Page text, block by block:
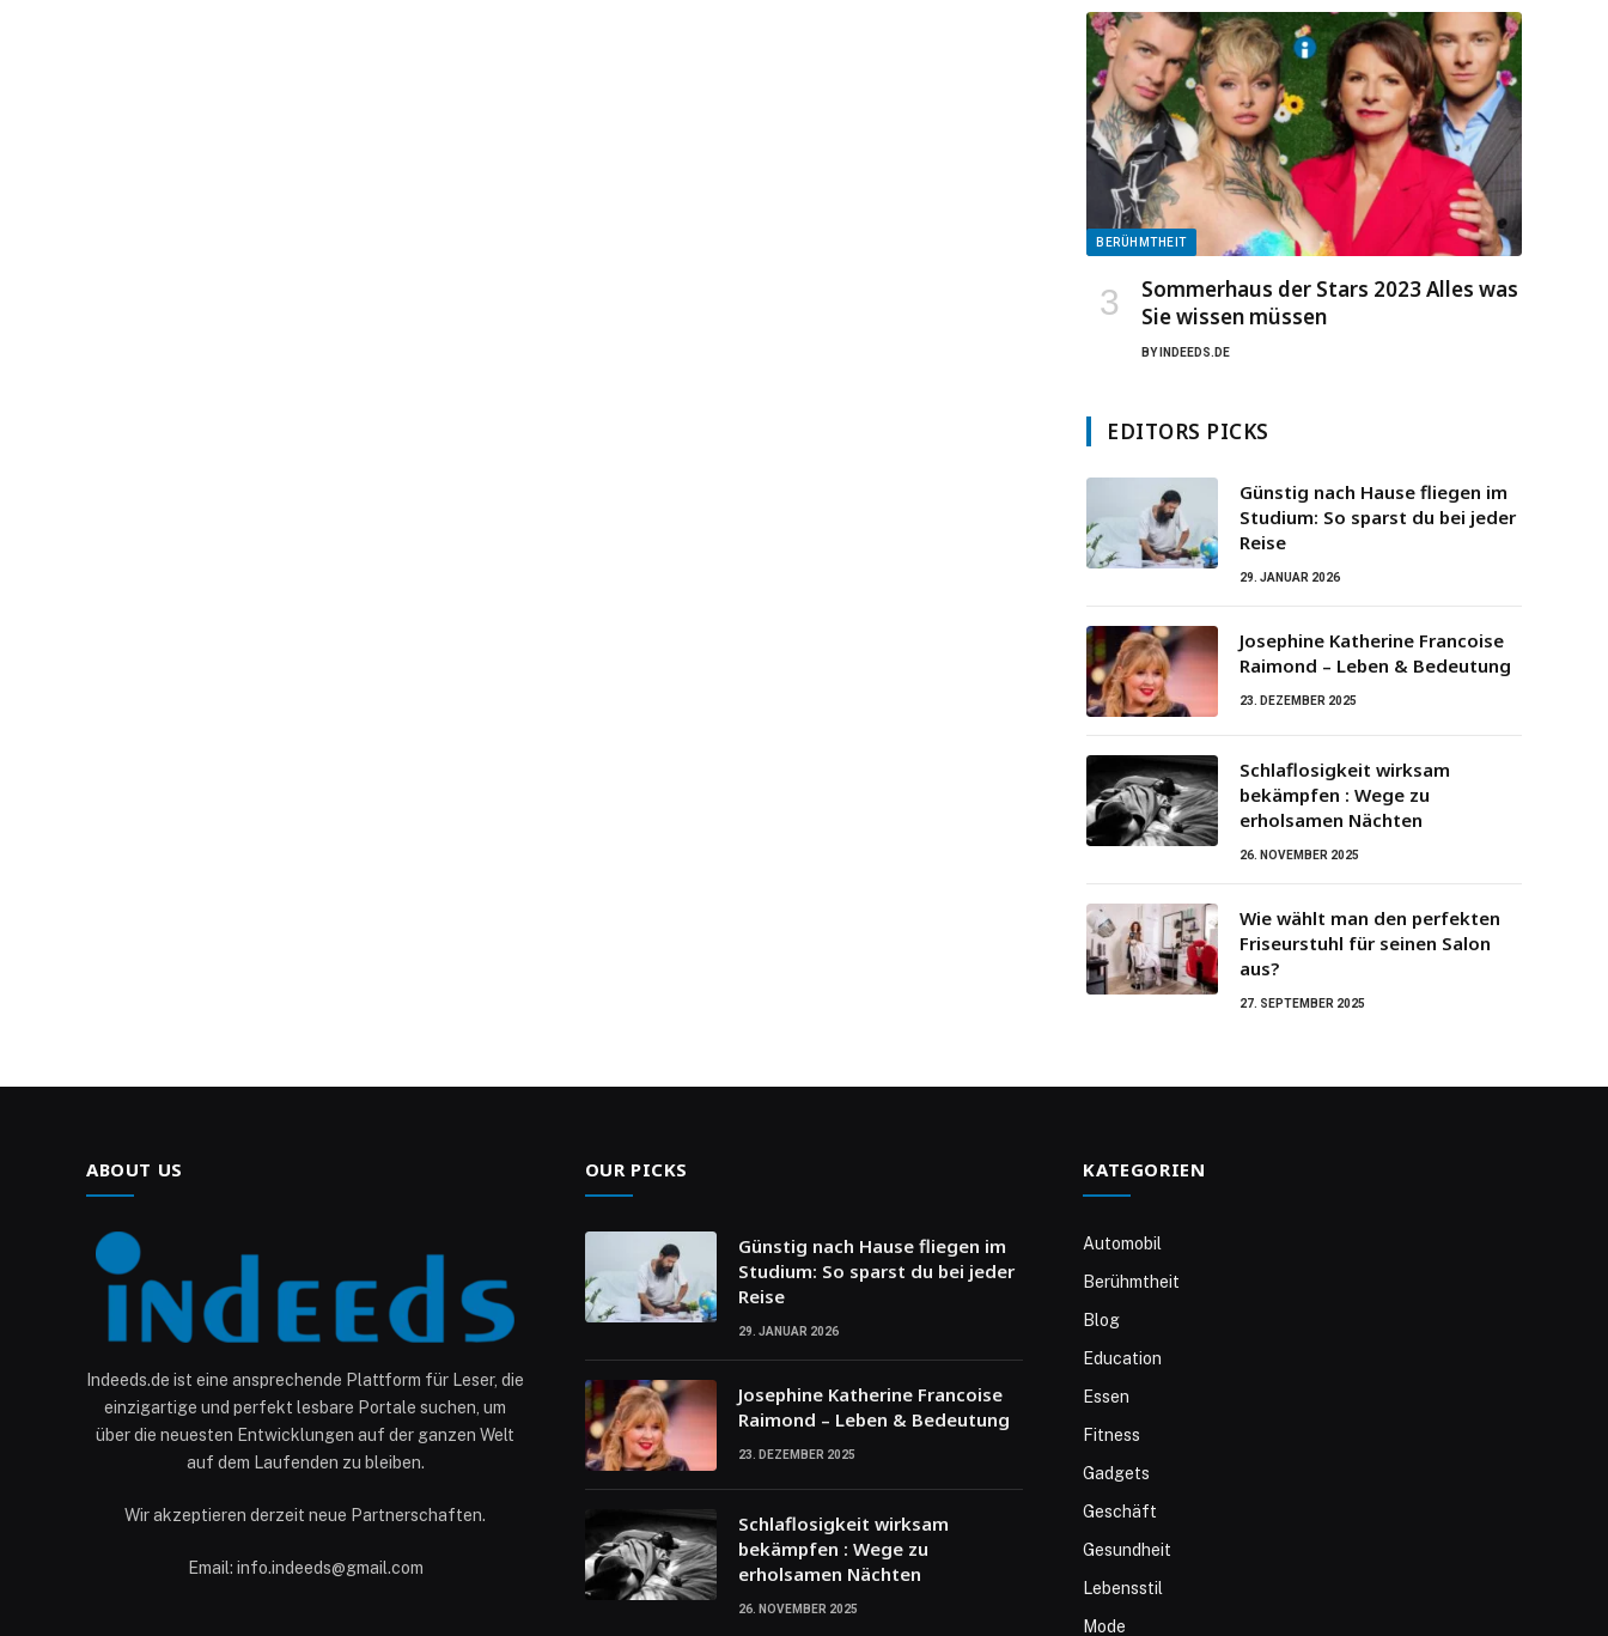
BERÜHMTHEIT
Sommerhaus der Stars 2023 Alles was
Sie wissen müssen
BY INDEEDS.DE
EDITORS PICKS
Günstig nach Hause fliegen im
Studium: So sparst du bei jeder
Reise
29. JANUAR 2026
Josephine Katherine Francoise
Raimond – Leben & Bedeutung
23. DEZEMBER 2025
Schlaflosigkeit wirksam
bekämpfen : Wege zu
erholsamen Nächten
26. NOVEMBER 2025
Wie wählt man den perfekten
Friseurstuhl für seinen Salon
aus?
27. SEPTEMBER 2025
ABOUT US
Indeeds.de ist eine ansprechende Plattform für Leser, die
einzigartige und perfekt lesbare Portale suchen, um
über die neuesten Entwicklungen auf der ganzen Welt
auf dem Laufenden zu bleiben.
Wir akzeptieren derzeit neue Partnerschaften.
Email: info.indeeds@gmail.com
OUR PICKS
Günstig nach Hause fliegen im
Studium: So sparst du bei jeder
Reise
29. JANUAR 2026
Josephine Katherine Francoise
Raimond – Leben & Bedeutung
23. DEZEMBER 2025
Schlaflosigkeit wirksam
bekämpfen : Wege zu
erholsamen Nächten
26. NOVEMBER 2025
KATEGORIEN
Automobil
Berühmtheit
Blog
Education
Essen
Fitness
Gadgets
Geschäft
Gesundheit
Lebensstil
Mode